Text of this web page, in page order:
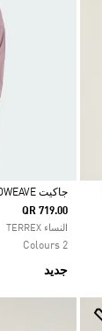
Selected
جاكيت TERREX XPERIOR CLIMA365 LIGHT WINDWEAVE
QR 719.00
النساء TERREX
2 Colours
جديد